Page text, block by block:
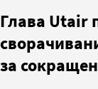
Глава Utair
за